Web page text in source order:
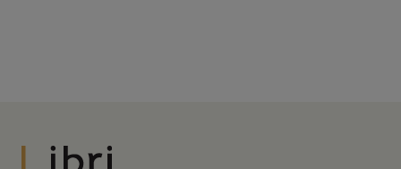
Libri